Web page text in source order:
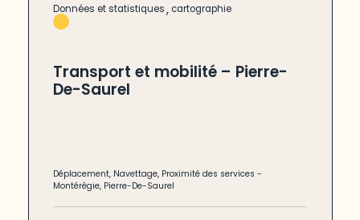
Données et statistiques, cartographie
Transport et mobilité – Pierre-
De-Saurel
Déplacement, Navettage, Proximité des services -
Montérégie, Pierre-De-Saurel